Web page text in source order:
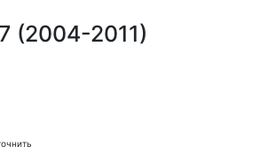
(2004-2011)